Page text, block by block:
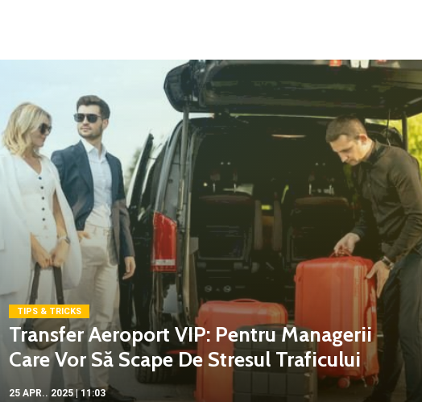
TIPS & TRICKS
Transfer Aeroport VIP: Pentru Managerii
Care Vor Să Scape De Stresul Traficului
25 APR.. 2025 | 11:03